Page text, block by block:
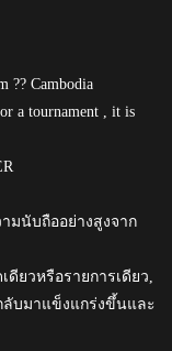
?? Cambodia
a tournament , it is
มนับถืออย่างสูงจาก
ยวหรือรายการเดียว,
ลับมาแข็งแกร่งขึ้นและ